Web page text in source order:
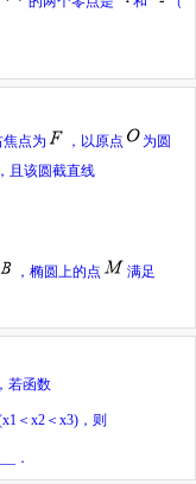
焦点为 ，以原点
为圆
且该圆截直线
，椭圆上的点 满足
，若函数
1 ＜x2 ＜x3)，则
．